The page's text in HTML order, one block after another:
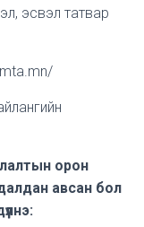
эсвэл татвар
орон
авсан бол